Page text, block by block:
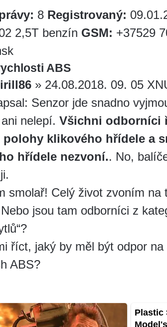
8 Registrovaný:
2,5T benzín GSM: +37529
ABS
» 24.08.2018. 09. 05
Senzor jde snadno
nelepí. Všichni odborníci
polohy klikového hřídele a
hřídele nezvoní.. No,
smolař! Celý život zvoním
jsou tam odborníci z
říct, jaký by měl být odpor
ABS?